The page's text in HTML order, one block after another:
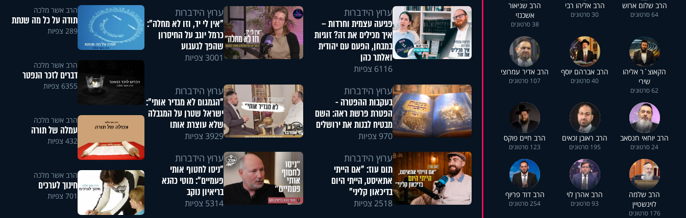
הרב שלום ארוש
64 סרטונים
הרב אליהו רבי
30 סרטונים
הרב שניאור
אשכנזי
38 סרטונים
הקאוצ`ר אליהו
שירי
62 סרטונים
הרב אברהם יוסף
40 סרטונים
הרב אדיר עמרוצי
107 סרטונים
הרב יוחאי חנסאב
24 סרטונים
הרב ראובן זכאים
195 סרטונים
הרב חיים פוקס
123 סרטונים
הרב שלמה
לוינשטיין
176 סרטונים
הרב אהרן לוי
93 סרטונים
הרב דוד פריוף
254 סרטונים
ערוץ הידברות
פגיעה עצמית וחרדות –
איך מכילים את זה? זוגיות
במבחן, הפעם עם יהודית
ואלתר כהן
6116 צפיות
ערוץ הידברות
"אין לי יד, וזו לא מחלה":
כרמל יוגב על החיסרון
שהפך לגעגוע
3001 צפיות
ערוץ הידברות
בעקבות ההפטרה -
הפטרת פרשת ראה: השם
מבטיח לבנות את ירושלים
970 צפיות
ערוץ הידברות
"הגמגום לא מגדיר אותי":
ישראל שטרן על המגבלה
שלא עוצרת אותו
3929 צפיות
ערוץ הידברות
תום עוז: "אם הייתי
אתאיסט, הייתי היום
בדיכאון קליני"
2518 צפיות
ערוץ הידברות
"ניסו לחטוף אותי
פעמיים": מוטי כהנא
בריאיון נוקב
5314 צפיות
הרב אשר מלכה
תודה על כל מה שנתת
289 צפיות
הרב אשר מלכה
דברים לזכר הנפטר
6355 צפיות
הרב אשר מלכה
עמלה של תורה
432 צפיות
הרב אשר מלכה
חינוך לערכים
701 צפיות